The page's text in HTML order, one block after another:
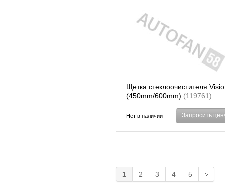
Щетка стеклоочистителя
(450mm/600mm) (119761)
Нет в наличии Запросить
1 2 3 4 5